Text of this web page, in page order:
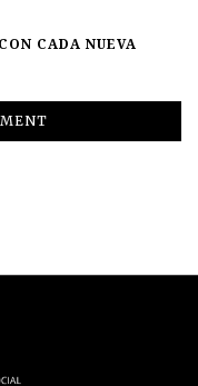
CADA NUEVA